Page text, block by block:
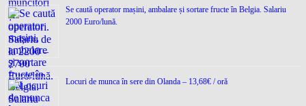
Se caută operator mașini, ambalare și sortare fructe în Belgia. Salariu
2000 Euro/lună.
Locuri de munca în sere din Olanda – 13,68€ / oră